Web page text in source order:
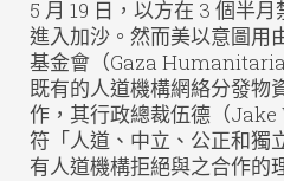
5 月 19 日，以方在 3 個半
進入加沙。然而美以意圖用
基金會（Gaza
既有的人道機構網絡分發物
作，其行政總裁伍德（
符「人道、中立、公正和
有人道機構拒絕與之合作的